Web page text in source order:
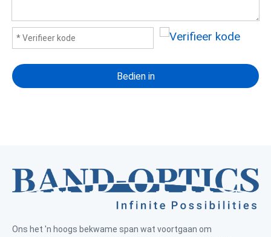
Bedien in
Ons het 'n hoogs bekwame span wat voortgaan om